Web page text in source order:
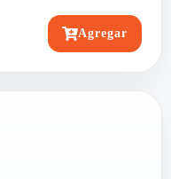
Agregar